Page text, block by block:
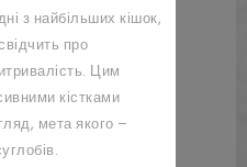
з найбільших кішок,
про
Цим
кістками
мета якого –